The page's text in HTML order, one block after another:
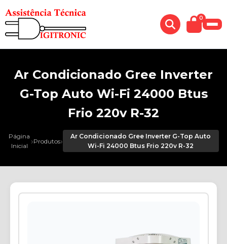
0
Ar Condicionado Gree Inverter
G-Top Auto Wi-Fi 24000 Btus
Frio 220v R-32
Página
Inicial ›Produtos›
Ar Condicionado Gree Inverter G-Top Auto
Wi-Fi 24000 Btus Frio 220v R-32